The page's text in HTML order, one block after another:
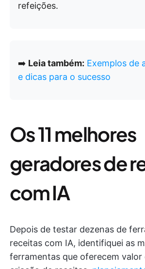
refeições.
➡️ Leia também: Exemplos de
e dicas para o sucesso
Os 11 melhores
geradores de
com IA
Depois de testar dezenas de
receitas com IA, identifiquei as
ferramentas que oferecem